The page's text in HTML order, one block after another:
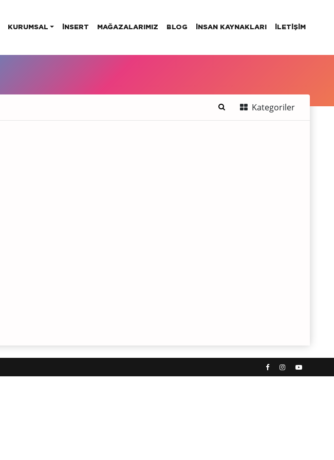
KURUMSAL INSERT MAĞAZALARIMIZ BLOG İNSAN KAYNAKLARI İLETIŞIM
Kategoriler